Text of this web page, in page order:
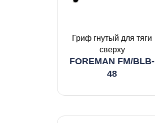
Гриф гнутый для тяги
сверху
FOREMAN FM/BLB-
48